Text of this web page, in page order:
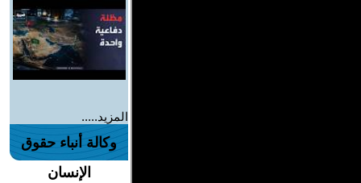
المزيد.....
وكالة أنباء حقوق
الإنسان